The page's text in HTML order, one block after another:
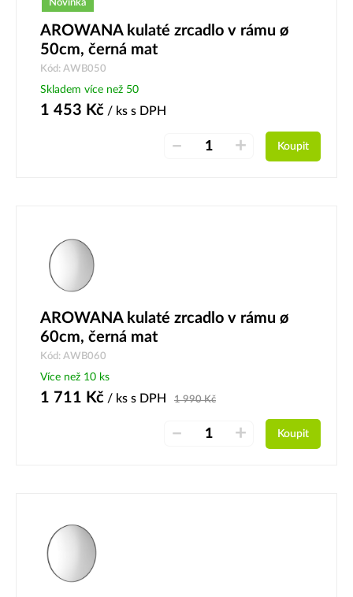
Novinka
AROWANA kulaté zrcadlo v rámu ø
50cm, černá mat
Kód: AWB050
Skladem více než 50
1 453 Kč / ks s DPH
– + Koupit
AROWANA kulaté zrcadlo v rámu ø
60cm, černá mat
Kód: AWB060
Více než 10 ks
1 711 Kč / ks s DPH 1 990Kč
– + Koupit